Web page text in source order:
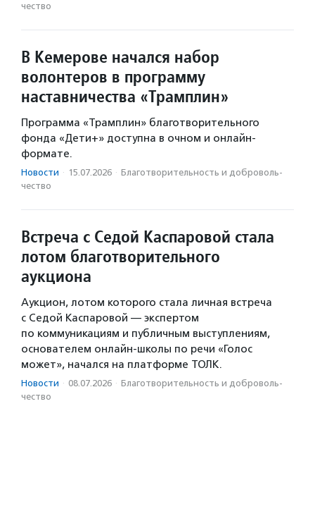
чест­во
В Кемерове начался набор
волонтеров в программу
наставничества «Трамплин»
Программа «Трамплин» благотворительного
фонда «Дети+» доступна в очном и онлайн-
формате.
Новости · 15.07.2026 · Благотвори­тель­ность и доброволь­
чест­во
Встреча с Седой Каспаровой стала
лотом благотворительного
аукциона
Аукцион, лотом которого стала личная встреча
с Седой Каспаровой — экспертом
по коммуникациям и публичным выступлениям,
основателем онлайн-школы по речи «Голос
может», начался на платформе ТОЛК.
Новости · 08.07.2026 · Благотвори­тель­ность и доброволь­
чест­во